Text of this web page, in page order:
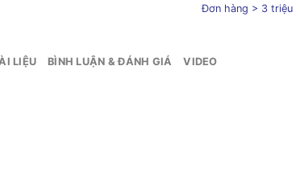
Đơn hàng > 3 triệu
LIỆU BÌNH LUẬN & ĐÁNH GIÁ VIDEO